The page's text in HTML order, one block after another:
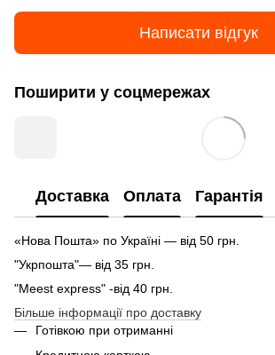
Написати відгук
Поширити у соцмережах
Доставка Оплата Гарантія
«Нова Пошта» по Україні — від 50 грн.
"Укрпошта"— від 35 грн.
"Meest express" -від 40 грн.
Більше інформації про доставку
Готівкою при отриманні